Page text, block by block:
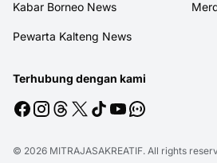
Kabar Borneo News
Pewarta Kalteng News
Terhubung dengan kami
© 2026 MITRAJASAKREATIF. All rights